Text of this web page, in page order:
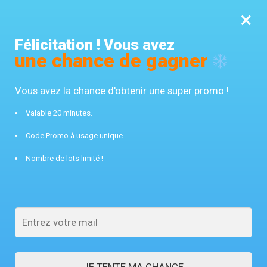
0
10% offert avec le code FROST10
×
Félicitation ! Vous avez
une chance de gagner
Vous avez la chance d'obtenir une super promo !
Valable 20 minutes.
Code Promo à usage unique.
Nombre de lots limité !